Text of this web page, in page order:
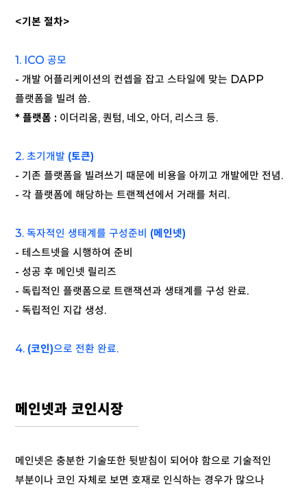
<기본 절차>
1. ICO 공모
- 개발 어플리케이션의 컨셉을 잡고 스타일에 맞는 DAPP
플랫폼을 빌려 씀.
* 플랫폼 : 이더리움, 퀀텀, 네오, 아더, 리스크 등.
2. 초기개발 (토큰)
- 기존 플랫폼을 빌려쓰기 때문에 비용을 아끼고 개발에만 전념.
- 각 플랫폼에 해당하는 트랜젝션에서 거래를 처리.
3. 독자적인 생태계를 구성준비 (메인넷)
- 테스트넷을 시행하여 준비
- 성공 후 메인넷 릴리즈
- 독립적인 플랫폼으로 트랜잭션과 생태계를 구성 완료.
- 독립적인 지갑 생성.
4. (코인)으로 전환 완료.
메인넷과 코인시장
메인넷은 충분한 기술또한 뒷받침이 되어야 함으로 기술적인
부분이나 코인 자체로 보면 호재로 인식하는 경우가 많으나